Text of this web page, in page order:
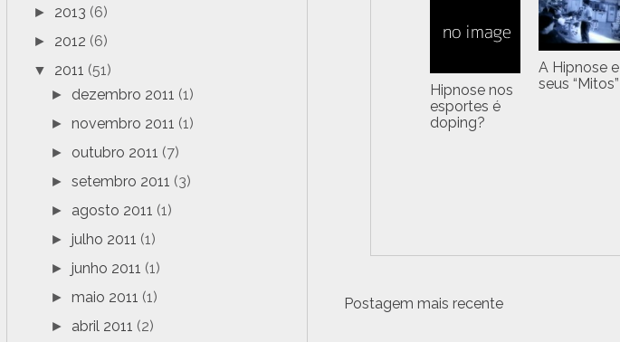
► 2013 (6)
► 2012 (6)
▼ 2011 (51)
► dezembro 2011 (1)
►novembro 2011 (1)
► outubro 2011 (7)
►setembro 2011 (3)
► agosto 2011 (1)
►julho 2011 (1)
►junho 2011 (1)
►maio 2011 (1)
► abril 2011 (2)
Hipnose nos
esportes é
doping?
A Hipnose e
seus “Mitos”
Postagem mais recente